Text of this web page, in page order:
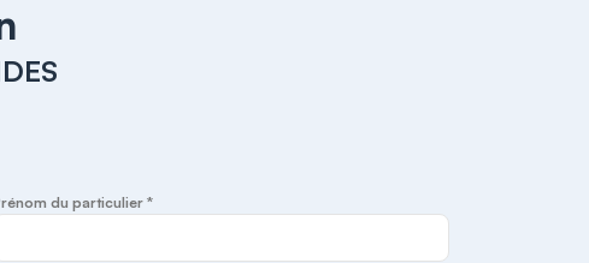
du particulier *